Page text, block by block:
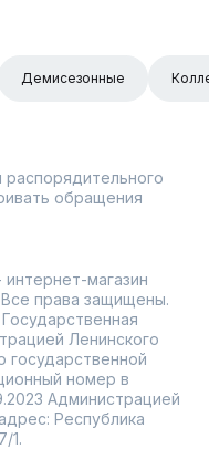
Демисезонные
распорядительного
обращения
магазин
права защищены.
Ленинского
государственной
номер в
Администрацией
Республика
1.